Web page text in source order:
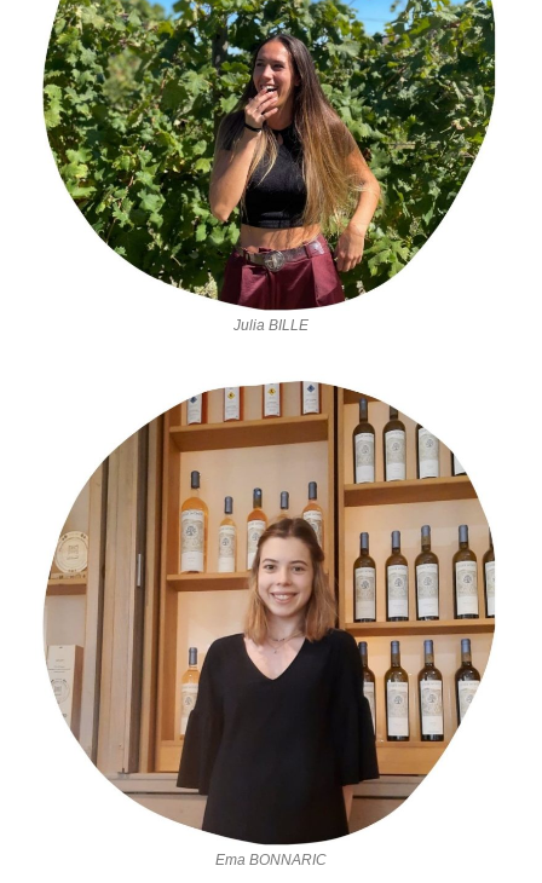
Julia BILLE
Ema BONNARIC